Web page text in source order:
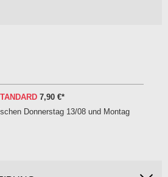
7,90 €*
Donnerstag 13/08 und Montag